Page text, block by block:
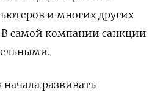
и многих других
В самой компании санкции
развивать